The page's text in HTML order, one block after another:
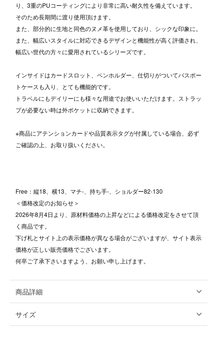
り、3重のPUコーティングにより非常に高い耐久性を備えています。
そのため長期間に渡り使用頂けます。
また、部分的に生地と同色のヌメ革を使用しており、シックな印象に。
また、幅広いスタイルに対応できるデザインと機能性が高く評価され、
幅広い世代の方々に愛用されているシリーズです。
インサイドはカードスロット、ペンホルダー、仕切りがついてパスポー
トケースも入り、とても機能的です。
トラベルにもデイリーにも様々な用途でお使いいただけます。ストラッ
プが必要ない時は外ポケットに収納できます。
※商品にアテンションカードや品質表示タグが付属している場合、必ず
ご確認の上、お取り扱いください。
Free：縦18、横13、マチ-、持ち手-、ショルダー82-130
＜価格改定のお知らせ＞
2026年8月4日より、原材料価格の上昇などによる価格改定をさせて頂
く商品です。
下げ札とサイト上の表示価格が異なる場合がございますが、サイト表示
価格が正しい販売価格でございます。
何卒ご了承下さいますよう、お願い申し上げます。
商品詳細
サイズ